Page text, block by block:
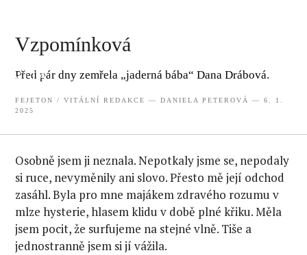
VITAL
Vzpomínková
Před pár dny zemřela „jaderná bába“ Dana Drábová.
FEJETON /VITÁLNÍ REDAKCE —DANIELA PETEROVÁ
— 6. 1.
2025
Osobně jsem ji neznala. Nepotkaly jsme se, nepodaly
si ruce, nevyměnily ani slovo. Přesto mě její odchod
zasáhl. Byla pro mne majákem zdravého rozumu v
mlze hysterie, hlasem klidu v době plné křiku. Měla
jsem pocit, že surfujeme na stejné vlně. Tiše a
jednostranně jsem si jí vážila.